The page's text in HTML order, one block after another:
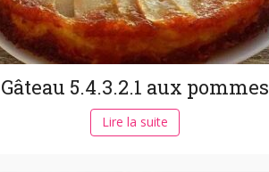
Gâteau 5.4.3.2.1 aux pommes
Lire la suite